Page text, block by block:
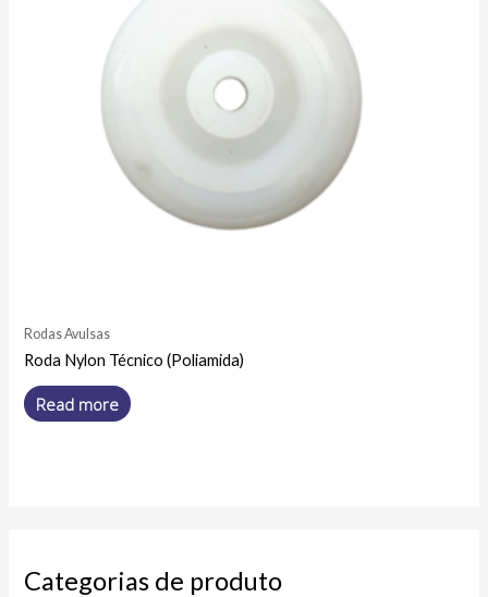
Rodas Avulsas
Roda Nylon Técnico (Poliamida)
Read more
Categorias de produto